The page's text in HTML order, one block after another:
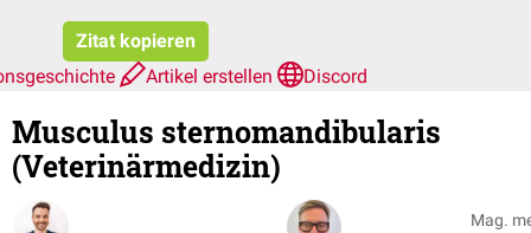
Zitat kopieren
Artikel erstellen Discord
Musculus sternomandibularis
(Veterinärmedizin)
Mag.